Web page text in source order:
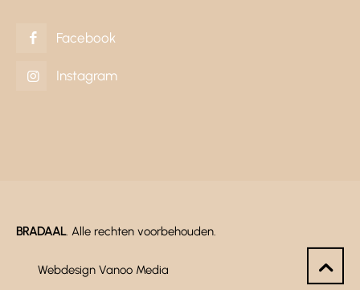
Facebook
Instagram
BRADAAL. Alle rechten voorbehouden.
Webdesign Vanoo Media